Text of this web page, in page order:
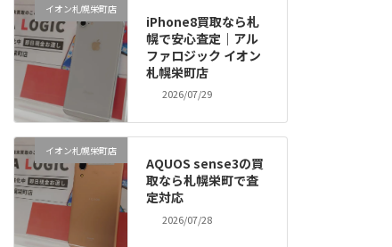
イオン札幌栄町店
iPhone8買取なら札
幌で安心査定｜アル
ファロジック イオン
札幌栄町店
2026/07/29
イオン札幌栄町店
AQUOS sense3の買
取なら札幌栄町で査
定対応
2026/07/28